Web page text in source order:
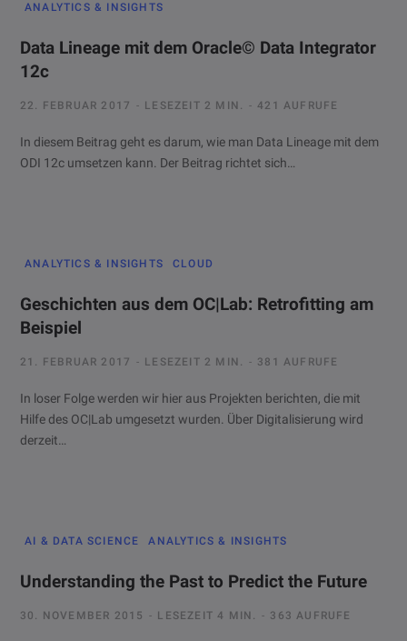
ANALYTICS & INSIGHTS
Data Lineage mit dem Oracle© Data Integrator
12c
22. FEBRUAR 2017 LESEZEIT 2 MIN. 421 AUFRUFE
In diesem Beitrag geht es darum, wie man Data Lineage mit dem
ODI 12c umsetzen kann. Der Beitrag richtet sich…
ANALYTICS & INSIGHTS CLOUD
Geschichten aus dem OC|Lab: Retrofitting am
Beispiel
21. FEBRUAR 2017 LESEZEIT 2 MIN. 381 AUFRUFE
In loser Folge werden wir hier aus Projekten berichten, die mit
Hilfe des OC|Lab umgesetzt wurden. Über Digitalisierung wird
derzeit…
AI & DATA SCIENCE ANALYTICS & INSIGHTS
Understanding the Past to Predict the Future
30. NOVEMBER 2015 LESEZEIT 4 MIN. 363 AUFRUFE